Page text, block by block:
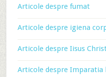
Articole despre fumat
Articole despre igiena
Articole despre Iisus
Articole despre Imparatia